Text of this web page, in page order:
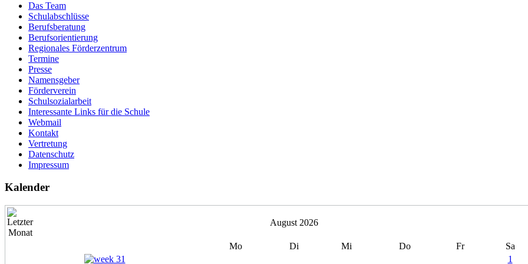
Macht mit bei der Altpapiersammlung!! Der Erlös kommt dem Förderverein der Schule und somit den Kindern zu gute.
Macht mit bei der Altpapiersammlung!! Der Erlös kommt dem Förderverein der Schule und somit den Kindern zu gute.
Das Team
Schulabschlüsse
Berufsberatung
Berufsorientierung
Regionales Förderzentrum
Termine
Presse
Namensgeber
Förderverein
Schulsozialarbeit
Interessante Links für die Schule
Webmail
Kontakt
Vertretung
Datenschutz
Impressum
Kalender
August 2026
Mo Di Mi Do Fr
Sa
1